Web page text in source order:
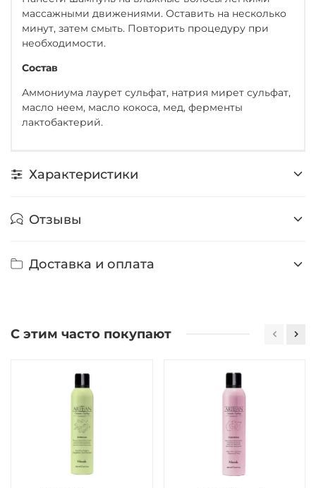
массажными движения­ми. Оставить на несколько
минут, затем смыть. Повторить про­цедуру при
необходимости.
Состав
Аммониума лаурет сульфат, натрия мирет сульфат,
масло неем, масло кокоса, мед, ферменты
лактобактерий.
Характеристики
Отзывы
Доставка и оплата
С этим часто покупают